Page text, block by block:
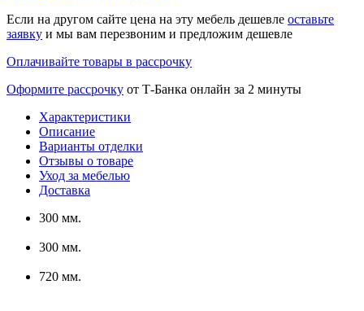
Если на другом сайте цена на эту мебель дешевле оставьте
заявку и мы вам перезвоним и предложим дешевле
Оплачивайте товары в рассрочку
Оформите рассрочку от Т-Банка онлайн за 2 минуты
Характеристики
Описание
Варианты отделки
Отзывы о товаре
Уход за мебелью
Доставка
300 мм.
300 мм.
720 мм.